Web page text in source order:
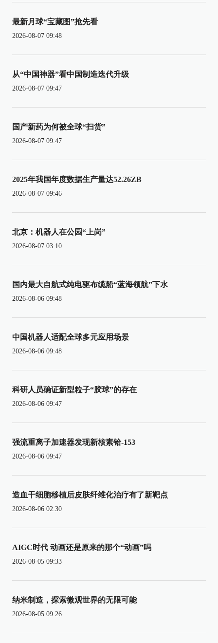
最新月球“宝藏图”抢先看
2026-08-07 09:48
从“中国神器”看中国制造迭代升级
2026-08-07 09:47
国产新药为何被全球“扫货”
2026-08-07 09:47
2025年我国年度数据生产量达52.26ZB
2026-08-07 09:46
北京：机器人在公园“上岗”
2026-08-07 03:10
国内最大自航式纯电驱布缆船“蓝海领航”下水
2026-08-06 09:48
中国机器人适配全球多元应用场景
2026-08-06 09:48
科研人员确证新型粒子“胶球”的存在
2026-08-06 09:47
强流重离子加速器发现新核素铪-153
2026-08-06 09:47
造血干细胞移植后皮肤纤维化治疗有了新靶点
2026-08-06 02:30
AIGC时代 动画还是原来的那个“动画”吗
2026-08-05 09:33
纳米制造，探索微观世界的无限可能
2026-08-05 09:26